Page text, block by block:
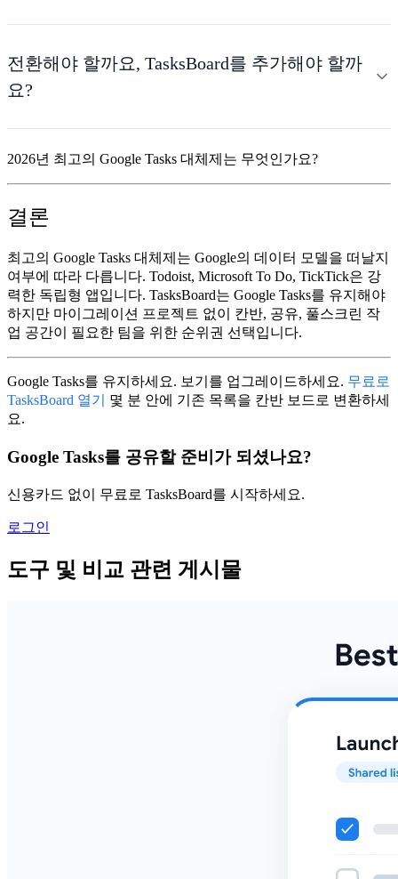
전환해야 할까요, TasksBoard를 추가해야 할까
요?
2026년 최고의 Google Tasks 대체제는 무엇인가요?
결론
최고의 Google Tasks 대체제 는 Google의 데이터 모델을 떠날지
여부에 따라 다릅니다. Todoist, Microsoft To Do, TickTick은 강
력한 독립형 앱입니다. TasksBoard는 Google Tasks를 유지해야
하지만 마이그레이션 프로젝트 없이 칸반, 공유, 풀스크린 작
업 공간이 필요한 팀을 위한 순위권 선택입니다.
Google Tasks를 유지하세요. 보기를 업그레이드하세요. 무료로
TasksBoard 열기
몇 분 안에 기존 목록을 칸반 보드로 변환하세
요.
Google Tasks를 공유할 준비가 되셨나요?
신용카드 없이 무료로 TasksBoard를 시작하세요.
로그인
도구 및 비교 관련 게시물